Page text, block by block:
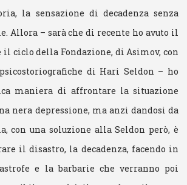
la sensazione di decadenza senza
Allora – sarà che di recente ho avuto il
il ciclo della Fondazione, di Asimov, con
di Hari Seldon – ho
maniera di affrontare la situazione
nera depressione, ma anzi dandosi da
con una soluzione alla Seldon però, è
il disastro, la decadenza, facendo in
e la barbarie che verranno poi